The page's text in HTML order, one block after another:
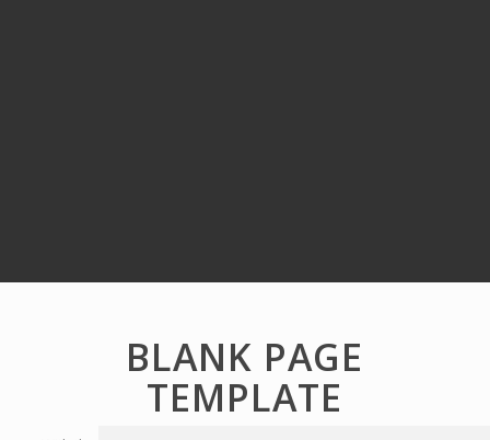
BLANK PAGE
TEMPLATE